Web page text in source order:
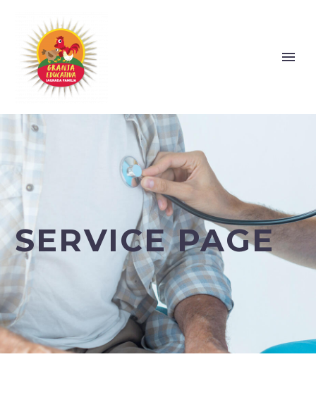
SERVICE PAGE